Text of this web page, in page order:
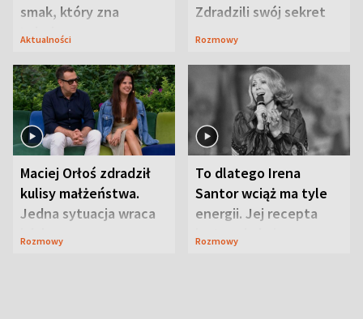
smak, który zna
Lubelszczyzna
Aktualności
Zdradzili swój sekret
Rozmowy
Maciej Orłoś zdradził
kulisy małżeństwa.
Jedna sytuacja wraca
jak bumerang
Rozmowy
To dlatego Irena
Santor wciąż ma tyle
energii. Jej recepta
jest zaskakująco
Rozmowy